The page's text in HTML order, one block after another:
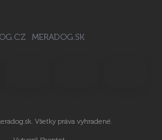
MERADOG.SK
. Všetky práva vyhradené.